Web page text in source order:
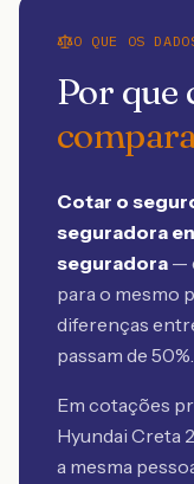
O QUE OS
Por que
Cotar o
seguradora
seguradora —
para o mesmo
diferenças
passam de 50%.
Em cotações
Hyundai Creta
a mesma